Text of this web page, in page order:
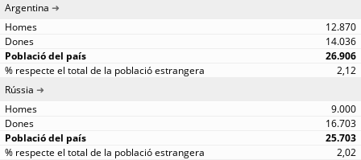
Argentina
12.870
14.036
26.906
2,12
Rússia
9.000
16.703
25.703
2,02